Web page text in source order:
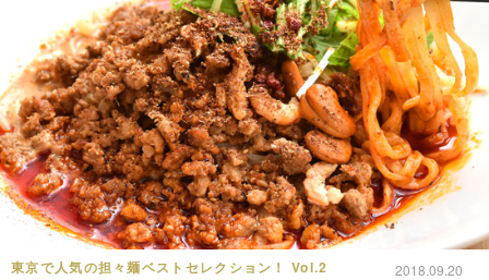
東京で人気の担々麺ベストセレクション！ Vol.2 2018.09.20